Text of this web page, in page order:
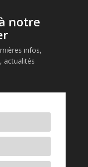
notre
infos,
actualités